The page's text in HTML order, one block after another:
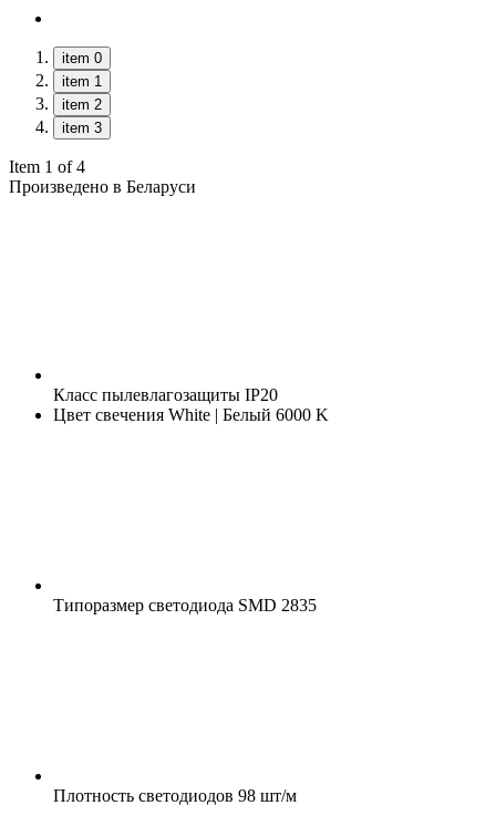
item 0
item 1
item 2
item 3
Item 1 of 4
Произведено в Беларуси
Класс пылевлагозащиты IP20
Цвет свечения White | Белый 6000 K
Типоразмер светодиода SMD 2835
Плотность светодиодов 98 шт/м